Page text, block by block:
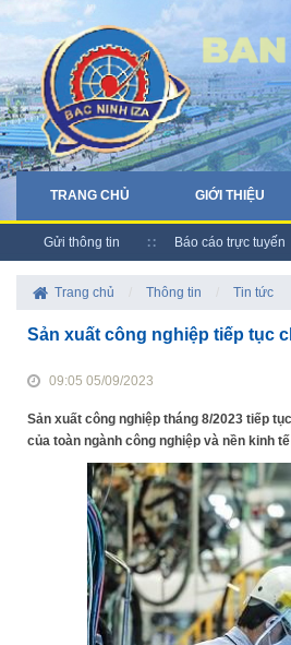
TRANG CHỦ GIỚI THIỆU
Gửi thông tin Báo cáo trực tuyến
Trang chủ Thông tin Tin tức
Sản xuất công nghiệp tiếp tục
09:05 05/09/2023
Sản xuất công nghiệp tháng 8/2023 tiếp
của toàn ngành công nghiệp và nền kinh